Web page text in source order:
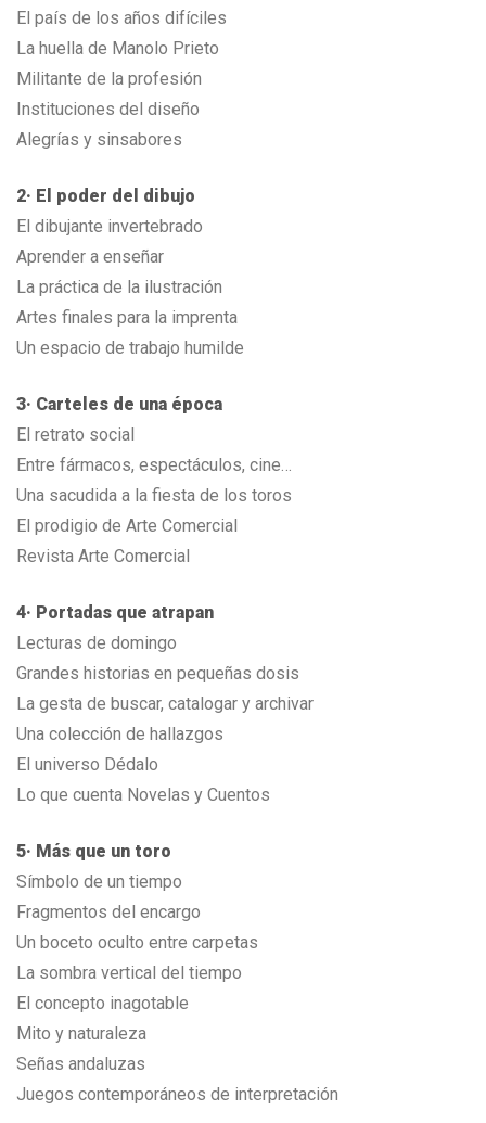
El país de los años difíciles
La huella de Manolo Prieto
Militante de la profesión
Instituciones del diseño
Alegrías y sinsabores
2· El poder del dibujo
El dibujante invertebrado
Aprender a enseñar
La práctica de la ilustración
Artes finales para la imprenta
Un espacio de trabajo humilde
3· Carteles de una época
El retrato social
Entre fármacos, espectáculos, cine…
Una sacudida a la fiesta de los toros
El prodigio de Arte Comercial
Revista Arte Comercial
4· Portadas que atrapan
Lecturas de domingo
Grandes historias en pequeñas dosis
La gesta de buscar, catalogar y archivar
Una colección de hallazgos
El universo Dédalo
Lo que cuenta Novelas y Cuentos
5· Más que un toro
Símbolo de un tiempo
Fragmentos del encargo
Un boceto oculto entre carpetas
La sombra vertical del tiempo
El concepto inagotable
Mito y naturaleza
Señas andaluzas
Juegos contemporáneos de interpretación